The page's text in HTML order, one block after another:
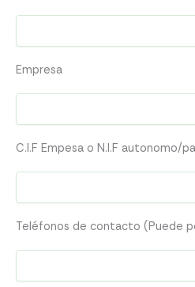
Empresa
C.I.F Empesa o N.I.F autonomo/
Teléfonos de contacto (Puede